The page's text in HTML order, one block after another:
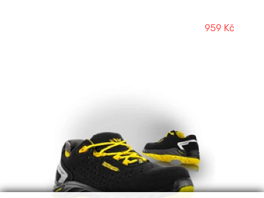
tvarovaná s lehčené polyuretanové pěny potažená
959 Kč